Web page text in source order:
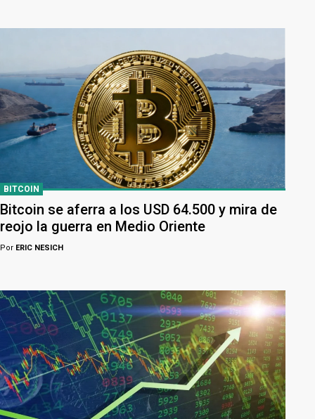
BITCOIN
Bitcoin se aferra a los USD 64.500 y mira de
reojo la guerra en Medio Oriente
Por ERIC NESICH